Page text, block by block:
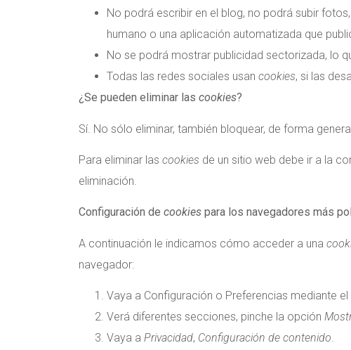
No podrá escribir en el blog, no podrá subir
humano o una aplicación automatizada que
No se podrá mostrar publicidad sectorizada, lo
Todas las redes sociales usan cookies, si las
¿Se pueden eliminar las cookies?
Sí. No sólo eliminar, también bloquear, de forma
Para eliminar las cookies de un sitio web debe ir a la
eliminación.
Configuración de cookies para los navegadores más
A continuación le indicamos cómo acceder a una
navegador:
Vaya a Configuración o Preferencias mediante
Verá diferentes secciones, pinche la opción
Vaya a Privacidad, Configuración de contenido.